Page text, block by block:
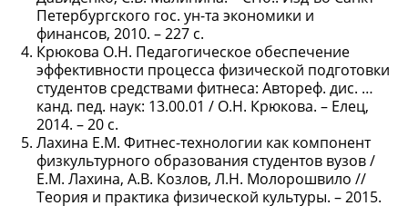
Петербургского гос. ун-та экономики и
финансов, 2010. – 227 с.
Крюкова О.Н. Педагогическое обеспечение
эффективности процесса физической подготовки
студентов средствами фитнеса: Автореф. дис. …
канд. пед. наук: 13.00.01 / О.Н. Крюкова. – Елец,
2014. – 20 с.
Лахина Е.М. Фитнес-технологии как компонент
физкультурного образования студентов вузов /
Е.М. Лахина, А.В. Козлов, Л.Н. Молорошвило //
Теория и практика физической культуры. – 2015.